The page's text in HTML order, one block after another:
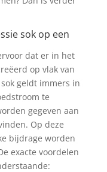
sok op een
dat er in het
op vlak van
geldt immers in
te
gegeven aan
Op deze
bijdrage worden
exacte voordelen